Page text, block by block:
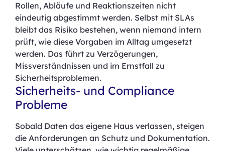
Rollen, Abläufe und Reaktionszeiten nicht
eindeutig abgestimmt werden. Selbst mit SLAs
bleibt das Risiko bestehen, wenn niemand intern
prüft, wie diese Vorgaben im Alltag umgesetzt
werden. Das führt zu Verzögerungen,
Missverständnissen und im Ernstfall zu
Sicherheitsproblemen.
Sicherheits- und Compliance
Probleme
Sobald Daten das eigene Haus verlassen, steigen
die Anforderungen an Schutz und Dokumentation.